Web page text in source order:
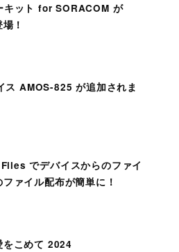
ット for SORACOM が
！
ス AMOS-825 が追加されま
でデバイスからのファイ
ァイル配布が簡単に！
をこめて 2024